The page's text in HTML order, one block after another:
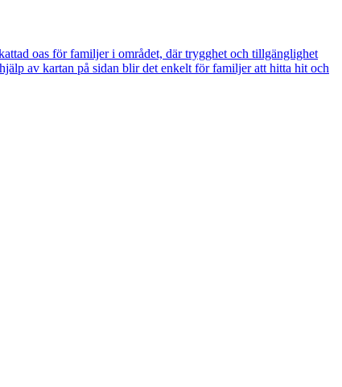
oas för familjer i området, där trygghet och tillgänglighet
av kartan på sidan blir det enkelt för familjer att hitta hit och